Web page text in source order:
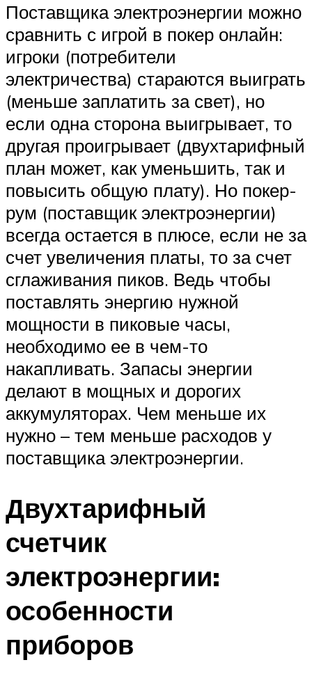
Поставщика электроэнергии можно
сравнить с игрой в покер онлайн:
игроки (потребители
электричества) стараются выиграть
(меньше заплатить за свет), но
если одна сторона выигрывает, то
другая проигрывает (двухтарифный
план может, как уменьшить, так и
повысить общую плату). Но покер-
рум (поставщик электроэнергии)
всегда остается в плюсе, если не за
счет увеличения платы, то за счет
сглаживания пиков. Ведь чтобы
поставлять энергию нужной
мощности в пиковые часы,
необходимо ее в чем-то
накапливать. Запасы энергии
делают в мощных и дорогих
аккумуляторах. Чем меньше их
нужно – тем меньше расходов у
поставщика электроэнергии.
Двухтарифный
счетчик
электроэнергии:
особенности
приборов